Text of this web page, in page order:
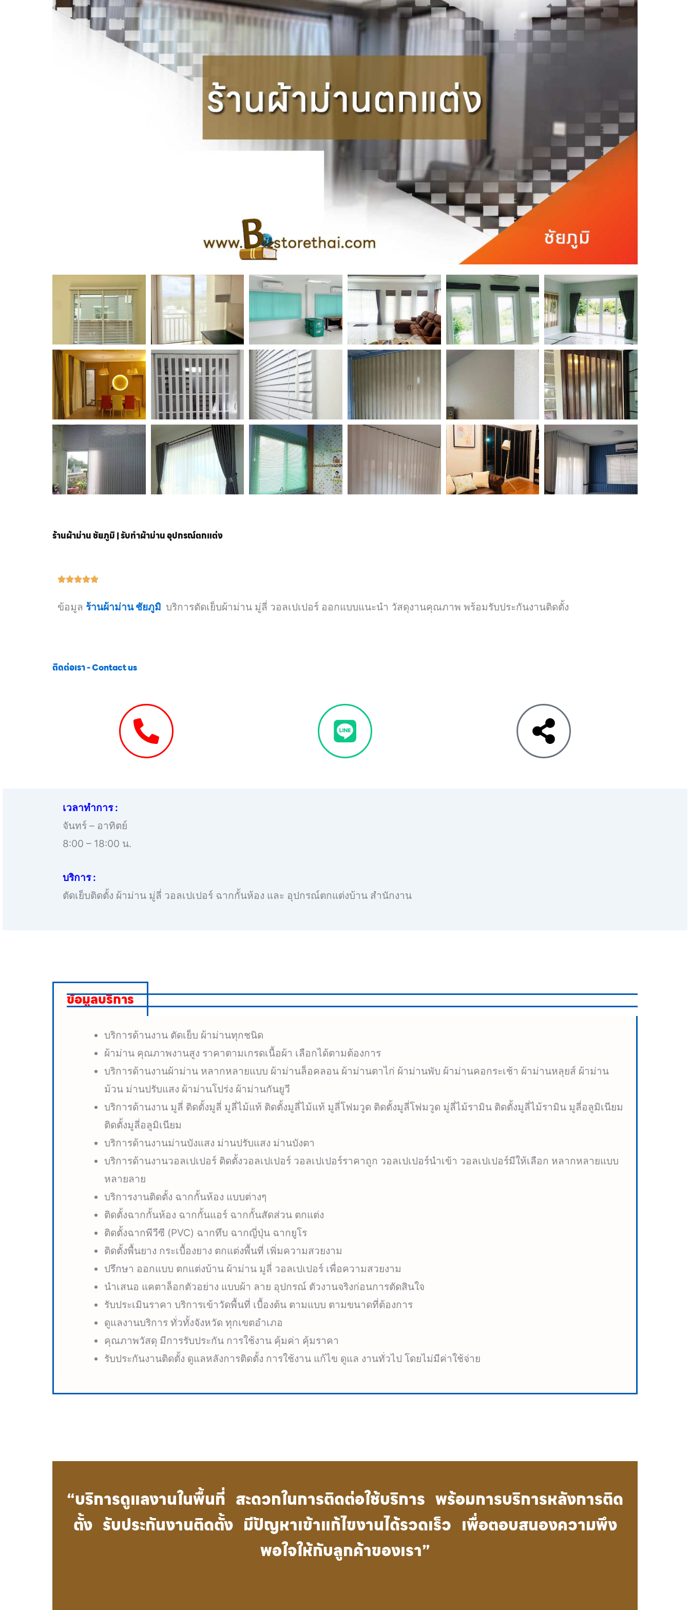
ร้านผ้าม่าน ชัยภูมิ | รับทำผ้าม่าน อุปกรณ์ตกแต่ง
ข้อมูล ร้านผ้าม่าน ชัยภูมิ บริการตัดเย็บผ้าม่าน มู่ลี่ วอลเปเปอร์ ออกแบบแนะนำ วัสดุงานคุณภาพ พร้อมรับประกันงานติดตั้ง
ติดต่อเรา - Contact us
เวลาทำการ :
จันทร์ – อาทิตย์
8:00 – 18:00 น.
บริการ :
ตัดเย็บติดตั้ง ผ้าม่าน มู่ลี่ วอลเปเปอร์ ฉากกั้นห้อง และ อุปกรณ์ตกแต่งบ้าน สำนักงาน
ข้อมูลบริการ
บริการด้านงาน ตัดเย็บ ผ้าม่านทุกชนิด
ผ้าม่าน คุณภาพงานสูง ราคาตามเกรดเนื้อผ้า เลือกได้ตามต้องการ
บริการด้านงานผ้าม่าน หลากหลายแบบ ผ้าม่านล็อคลอน ผ้าม่านตาไก่ ผ้าม่านพับ ผ้าม่านคอกระเช้า ผ้าม่านหลุยส์ ผ้าม่าน
ม้วน ม่านปรับแสง ผ้าม่านโปร่ง ผ้าม่านกันยูวี
บริการด้านงาน มูลี่ ติดตั้งมูลี่ มูลี่ไม้แท้ ติดตั้งมูลี่ไม้แท้ มูลี่โฟมวูด ติดตั้งมูลี่โฟมวูด มู่ลี่ไม้รามิน ติดตั้งมูลี่ไม้รามิน มูลี่อลูมิเนียม
ติดตั้งมูลี่อลูมิเนียม
บริการด้านงานม่านบังแสง ม่านปรับแสง ม่านบังตา
บริการด้านงานวอลเปเปอร์ ติดตั้งวอลเปเปอร์ วอลเปเปอร์ราคาถูก วอลเปเปอร์นำเข้า วอลเปเปอร์มีให้เลือก หลากหลายแบบ
หลายลาย
บริการงานติดตั้ง ฉากกั้นห้อง แบบต่างๆ
ติดตั้งฉากกั้นห้อง ฉากกั้นแอร์ ฉากกั้นสัดส่วน ตกแต่ง
ติดตั้งฉากพีวีซี (PVC) ฉากทึบ ฉากญี่ปุ่น ฉากยูโร
ติดตั้งพื้นยาง กระเบื้องยาง ตกแต่งพื้นที่ เพิ่มความสวยงาม
ปรึกษา ออกแบบ ตกแต่งบ้าน ผ้าม่าน มูลี่ วอลเปเปอร์ เพื่อความสวยงาม
นำเสนอ แคตาล็อกตัวอย่าง แบบผ้า ลาย อุปกรณ์ ตัวงานจริงก่อนการตัดสินใจ
รับประเมินราคา บริการเข้าวัดพื้นที่ เบื้องต้น ตามแบบ ตามขนาดที่ต้องการ
ดูแลงานบริการ ทั่วทั้งจังหวัด ทุกเขตอำเภอ
คุณภาพวัสดุ มีการรับประกัน การใช้งาน คุ้มค่า คุ้มราคา
รับประกันงานติดตั้ง ดูแลหลังการติดตั้ง การใช้งาน แก้ไข ดูแล งานทั่วไป โดยไม่มีค่าใช้จ่าย
“บริการดูแลงานในพื้นที่ สะดวกในการติดต่อใช้บริการ พร้อมการบริการหลังการติด
ตั้ง รับประกันงานติดตั้ง มีปัญหาเข้าแก้ไขงานได้รวดเร็ว เพื่อตอบสนองความพึง
พอใจให้กับลูกค้าของเรา”